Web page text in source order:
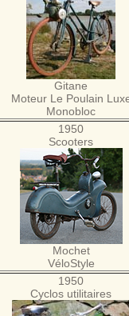
Gitane
Moteur Le Poulain
Monobloc
1950
Scooters
Mochet
VéloStyle
1950
Cyclos utilitaires